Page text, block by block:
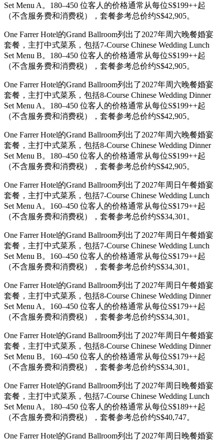
Set Menu A。180–450 位客人的价格通常从每位S$199++起
（不含服务费和消费税），套餐参考总价约S$42,905。
One Farrer Hotel的Grand Ballroom列出了2027年周六晚餐婚宴
套餐，主打中式菜系，包括7-Course Chinese Wedding Lunch
Set Menu B。180–450 位客人的价格通常从每位S$199++起
（不含服务费和消费税），套餐参考总价约S$42,905。
One Farrer Hotel的Grand Ballroom列出了2027年周六晚餐婚宴
套餐，主打中式菜系，包括8-Course Chinese Wedding Dinner
Set Menu A。180–450 位客人的价格通常从每位S$199++起
（不含服务费和消费税），套餐参考总价约S$42,905。
One Farrer Hotel的Grand Ballroom列出了2027年周六晚餐婚宴
套餐，主打中式菜系，包括8-Course Chinese Wedding Dinner
Set Menu B。180–450 位客人的价格通常从每位S$199++起
（不含服务费和消费税），套餐参考总价约S$42,905。
One Farrer Hotel的Grand Ballroom列出了2027年周日午餐婚宴
套餐，主打中式菜系，包括7-Course Chinese Wedding Lunch
Set Menu A。160–450 位客人的价格通常从每位S$179++起
（不含服务费和消费税），套餐参考总价约S$34,301。
One Farrer Hotel的Grand Ballroom列出了2027年周日午餐婚宴
套餐，主打中式菜系，包括7-Course Chinese Wedding Lunch
Set Menu B。160–450 位客人的价格通常从每位S$179++起
（不含服务费和消费税），套餐参考总价约S$34,301。
One Farrer Hotel的Grand Ballroom列出了2027年周日午餐婚宴
套餐，主打中式菜系，包括8-Course Chinese Wedding Dinner
Set Menu A。160–450 位客人的价格通常从每位S$179++起
（不含服务费和消费税），套餐参考总价约S$34,301。
One Farrer Hotel的Grand Ballroom列出了2027年周日午餐婚宴
套餐，主打中式菜系，包括8-Course Chinese Wedding Dinner
Set Menu B。160–450 位客人的价格通常从每位S$179++起
（不含服务费和消费税），套餐参考总价约S$34,301。
One Farrer Hotel的Grand Ballroom列出了2027年周日晚餐婚宴
套餐，主打中式菜系，包括7-Course Chinese Wedding Lunch
Set Menu A。180–450 位客人的价格通常从每位S$189++起
（不含服务费和消费税），套餐参考总价约S$40,747。
One Farrer Hotel的Grand Ballroom列出了2027年周日晚餐婚宴